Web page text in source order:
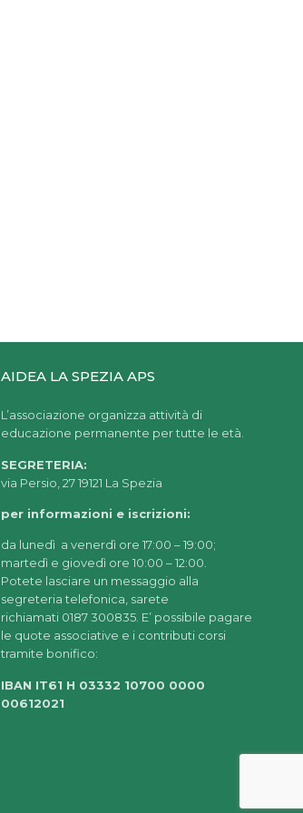
AIDEA LA SPEZIA APS
L’associazione organizza attività di
educazione permanente per tutte le età.
SEGRETERIA:
via Persio, 27 19121 La Spezia
per informazioni e iscrizioni:
da lunedì a venerdì ore 17:00 – 19:00;
martedì e giovedì ore 10:00 – 12:00.
Potete lasciare un messaggio alla
segreteria telefonica, sarete
richiamati 0187 300835. E’ possibile pagare
le quote associative e i contributi corsi
tramite bonifico:
IBAN IT61 H 03332 10700 0000
00612021